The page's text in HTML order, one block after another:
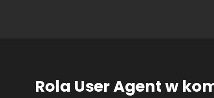
Rola User Agent w